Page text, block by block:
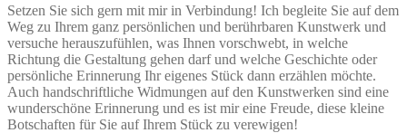
Setzen Sie sich gern mit mir in Verbindung! Ich begleite Sie auf dem
Weg zu Ihrem ganz persönlichen und berührbaren Kunstwerk und
versuche herauszufühlen, was Ihnen vorschwebt, in welche
Richtung die Gestaltung gehen darf und welche Geschichte oder
persönliche Erinnerung Ihr eigenes Stück dann erzählen möchte.
Auch handschriftliche Widmungen auf den Kunstwerken sind eine
wunderschöne Erinnerung und es ist mir eine Freude, diese kleine
Botschaften für Sie auf Ihrem Stück zu verewigen!